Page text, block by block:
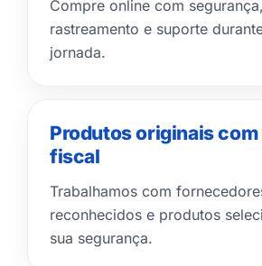
Compre online com segurança,
rastreamento e suporte
jornada.
Produtos originais com
fiscal
Trabalhamos com
reconhecidos e produtos
sua segurança.